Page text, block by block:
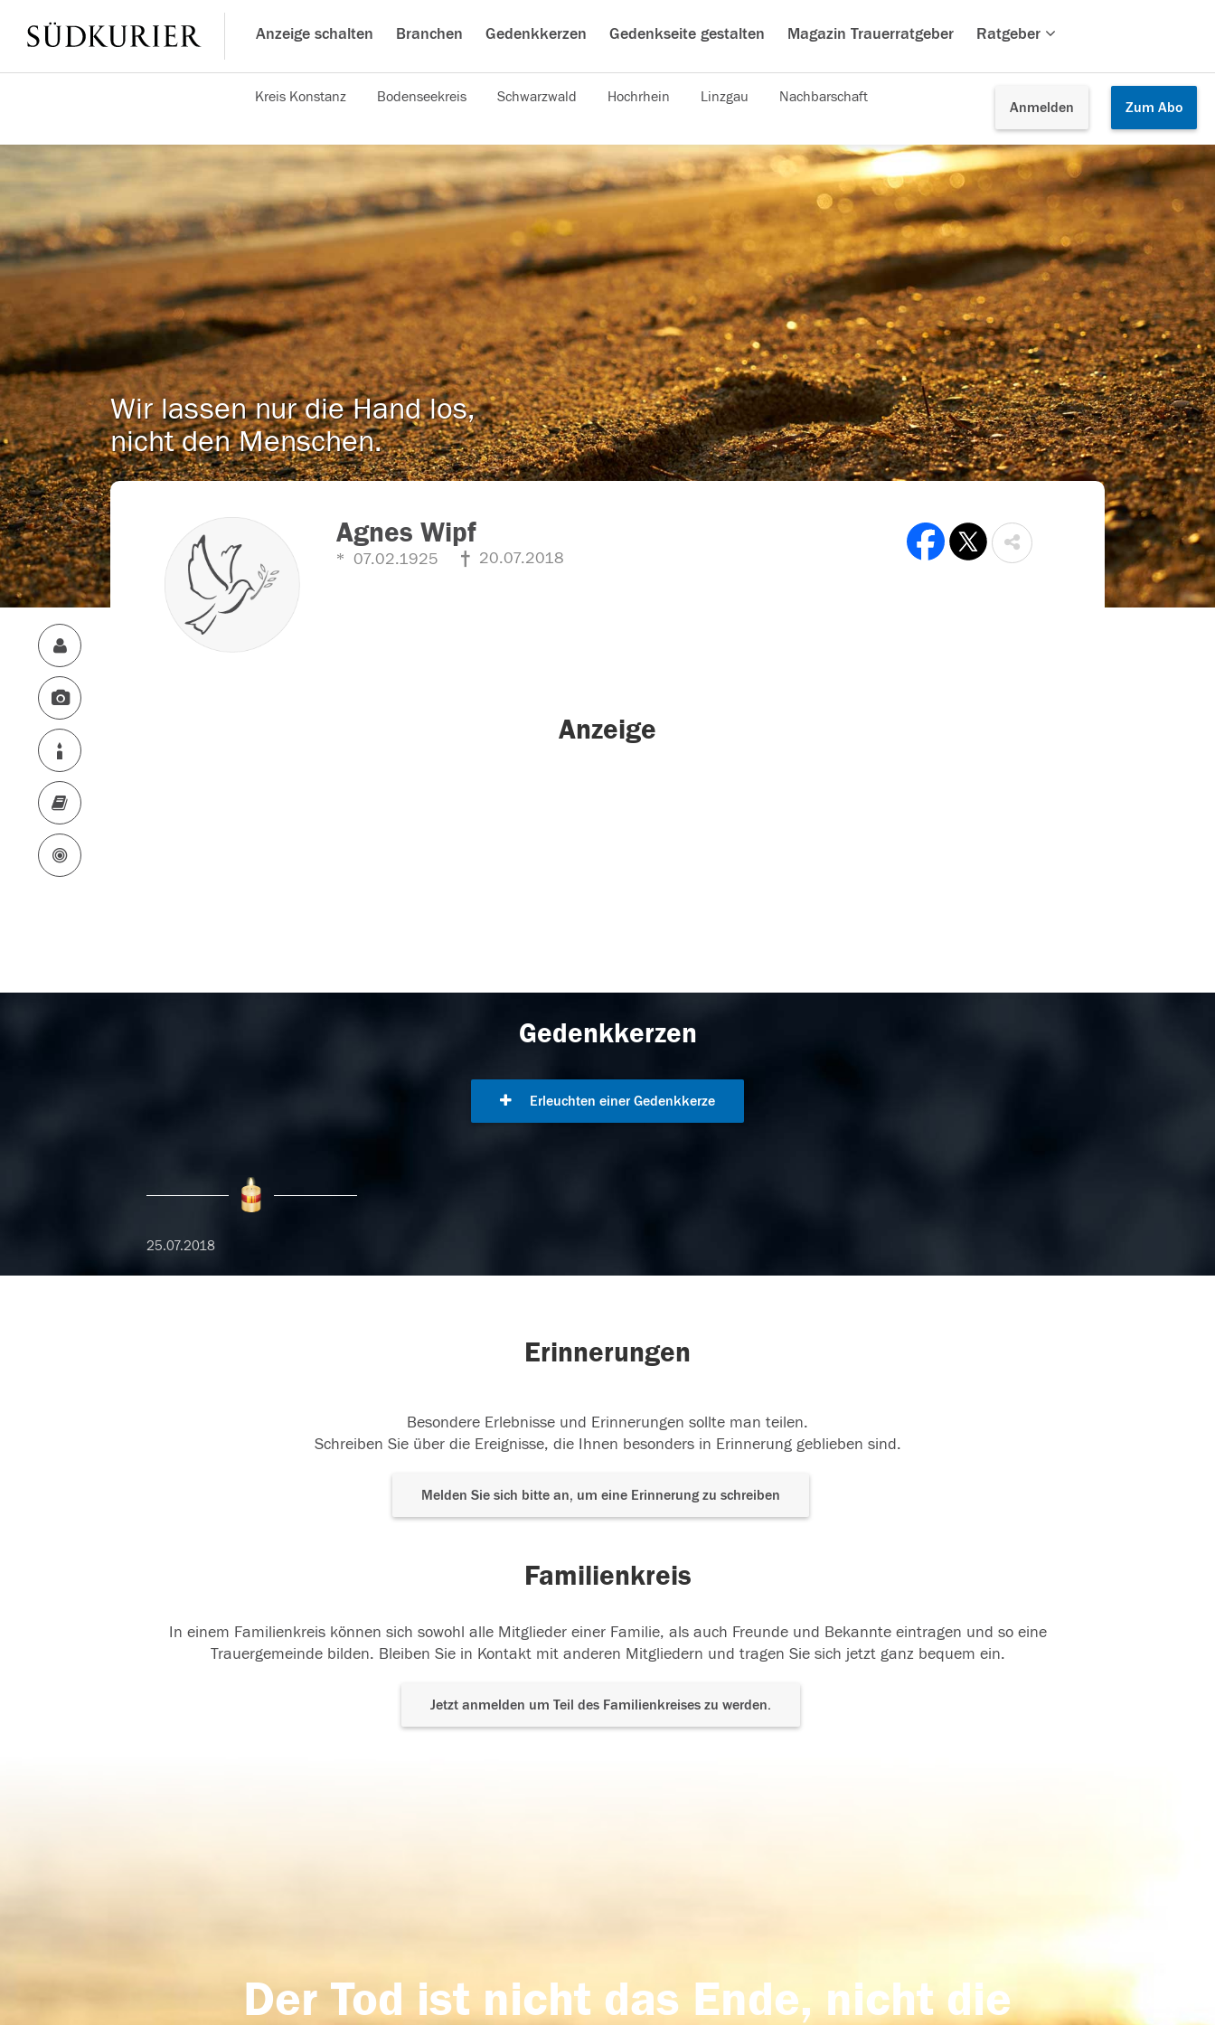
Anzeige schalten Branchen Gedenkkerzen Gedenkseite gestalten Magazin Trauerratgeber Ratgeber
Anmelden Zum Abo
Kreis Konstanz Bodenseekreis Schwarzwald Hochrhein Linzgau Nachbarschaft
Wir lassen nur die Hand los,
nicht den Menschen.
Agnes Wipf
07.02.1925 20.07.2018
Anzeige
Gedenkkerzen
Erleuchten einer Gedenkkerze
25.07.2018
Erinnerungen
Besondere Erlebnisse und Erinnerungen sollte man teilen.
Schreiben Sie über die Ereignisse, die Ihnen besonders in Erinnerung geblieben sind.
Melden Sie sich bitte an, um eine Erinnerung zu schreiben
Familienkreis
In einem Familienkreis können sich sowohl alle Mitglieder einer Familie, als auch Freunde und Bekannte eintragen und so eine
Trauergemeinde bilden. Bleiben Sie in Kontakt mit anderen Mitgliedern und tragen Sie sich jetzt ganz bequem ein.
Jetzt anmelden um Teil des Familienkreises zu werden.
Der Tod ist nicht das Ende, nicht die